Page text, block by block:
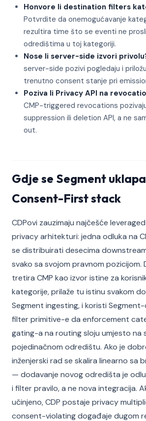
Honvore li destination filters
Potvrdite da onemogućavanje
rezultira time što se eventi ne
odredištima u toj kategoriji.
Nose li server-side izvori
server-side pozivi pogledaju i
trenutno consent stanje pri
Poziva li Privacy API na
CMP-triggered revocations
suppression ili deletion API, a ne
out.
Gdje se Segment
Consent-First stack
CDPovi zauzimaju najčešće
privacy arhitekturi: jedna odluka na
se distribuirati desecima
svako sa svojom pravnom pozicijom.
tretira CMP kao izvor istine za
kategorije, prilaže tu istinu svakom
Segment ingesting, i koristi
filter primitive-e da enforcement
gating-a na routing sloju umjesto na
pojedinačnom odredištu. Ako je
inženjerski rad se skalira linearno sa
— dodavanje novog odredišta je
i filter pravilo, a ne nova integracija.
učinjeno, CDP postaje privacy
consent-violating događaje dugom